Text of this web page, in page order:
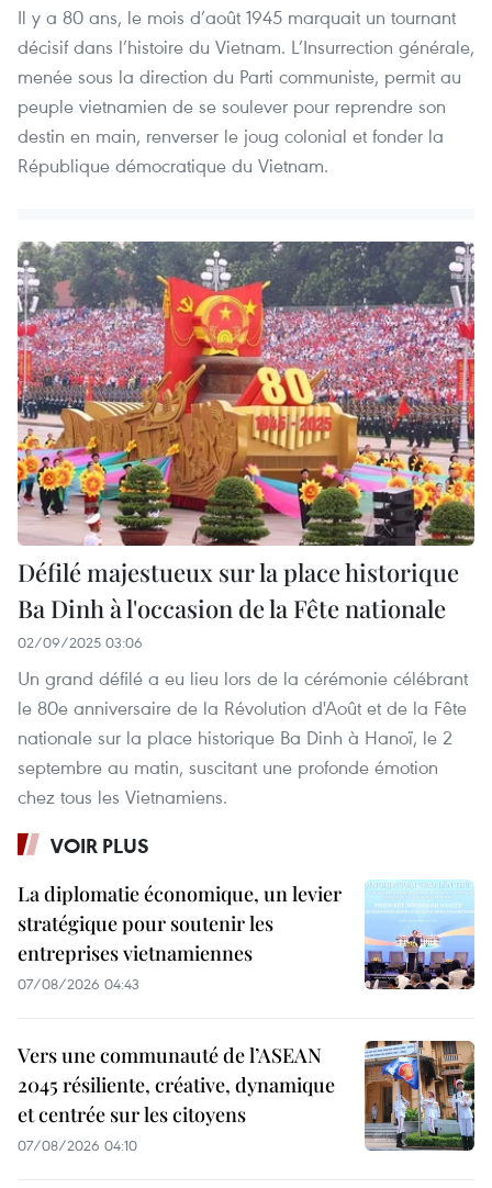
Il y a 80 ans, le mois d’août 1945 marquait un tournant
décisif dans l’histoire du Vietnam. L’Insurrection générale,
menée sous la direction du Parti communiste, permit au
peuple vietnamien de se soulever pour reprendre son
destin en main, renverser le joug colonial et fonder la
République démocratique du Vietnam.
Défilé majestueux sur la place historique
Ba Dinh à l'occasion de la Fête nationale
02/09/2025 03:06
Un grand défilé a eu lieu lors de la cérémonie célébrant
le 80e anniversaire de la Révolution d'Août et de la Fête
nationale sur la place historique Ba Dinh à Hanoï, le 2
septembre au matin, suscitant une profonde émotion
chez tous les Vietnamiens.
VOIR PLUS
La diplomatie économique, un levier
stratégique pour soutenir les
entreprises vietnamiennes
07/08/2026 04:43
Vers une communauté de l’ASEAN
2045 résiliente, créative, dynamique
et centrée sur les citoyens
07/08/2026 04:10